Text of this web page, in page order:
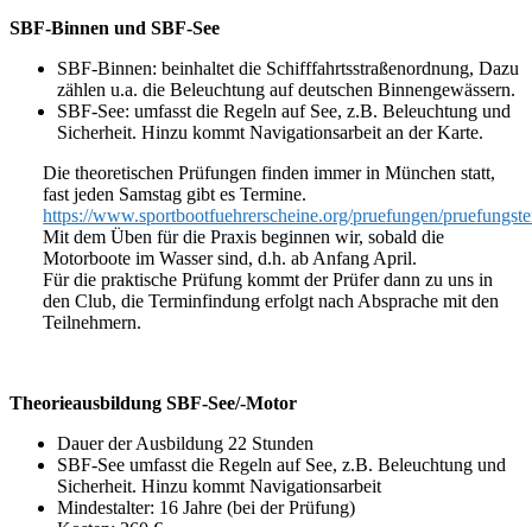
SBF-Binnen und SBF-See
SBF-Binnen: beinhaltet die Schifffahrtsstraßenordnung, Dazu
zählen u.a. die Beleuchtung auf deutschen Binnengewässern.
SBF-See: umfasst die Regeln auf See, z.B. Beleuchtung und
Sicherheit. Hinzu kommt Navigationsarbeit an der Karte.
Die theoretischen Prüfungen finden immer in München statt,
fast jeden Samstag gibt es Termine.
https://www.sportbootfuehrerscheine.org/pruefungen/
Mit dem Üben für die Praxis beginnen wir, sobald die
Motorboote im Wasser sind, d.h. ab Anfang April.
Für die praktische Prüfung kommt der Prüfer dann zu uns in
den Club, die Terminfindung erfolgt nach Absprache mit den
Teilnehmern.
Theorieausbildung SBF-See/-Motor
Dauer der Ausbildung 22 Stunden
SBF-See umfasst die Regeln auf See, z.B. Beleuchtung und
Sicherheit. Hinzu kommt Navigationsarbeit
Mindestalter: 16 Jahre (bei der Prüfung)